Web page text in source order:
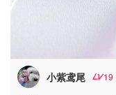
小紫鸢尾 19